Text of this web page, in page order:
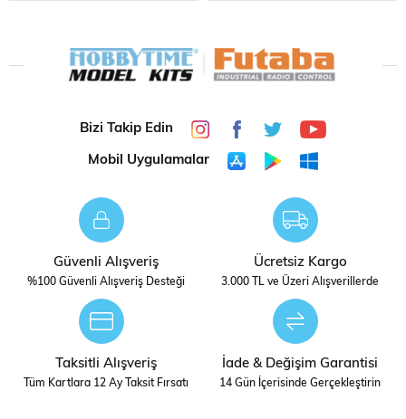
Bizi Takip Edin
Mobil Uygulamalar
Güvenli Alışveriş
%100 Güvenli Alışveriş Desteği
Ücretsiz Kargo
3.000 TL ve Üzeri Alışverillerde
Taksitli Alışveriş
Tüm Kartlara 12 Ay Taksit Fırsatı
İade & Değişim Garantisi
14 Gün İçerisinde Gerçekleştirin